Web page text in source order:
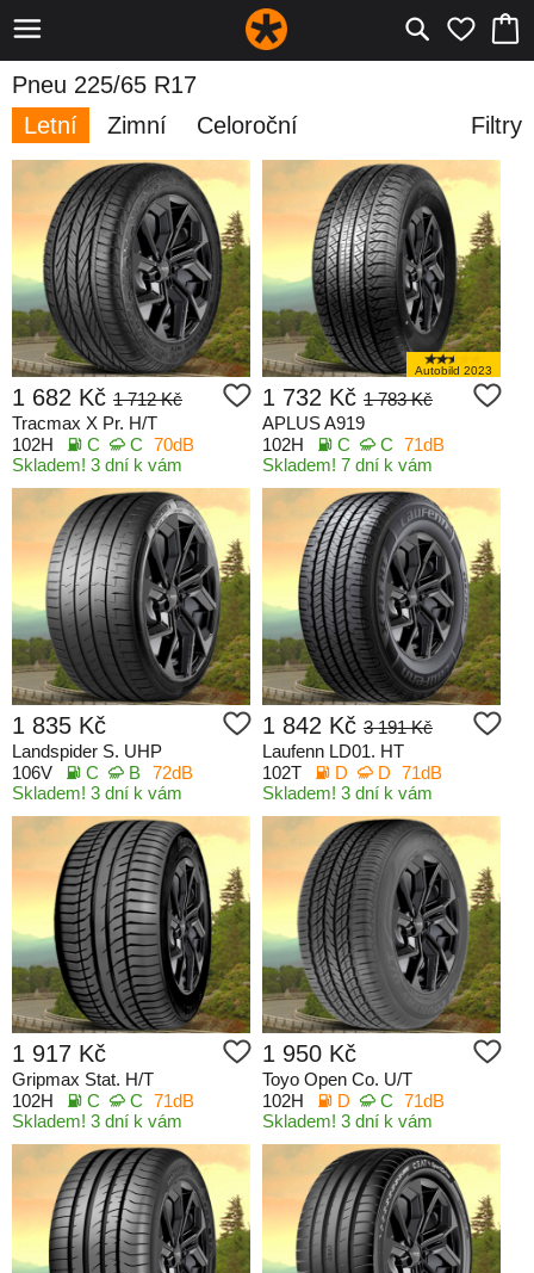
Pneu 225/65 R17
Letní
Zimní Celoroční Filtry
1 682 Kč 1 712 Kč
Tracmax X Pr. H/T
102H
C C 70dB
Skladem! 3 dní k vám
Autobild 2023
1 732 Kč 1 783 Kč
APLUS A919
102H
C C 71dB
Skladem! 7 dní k vám
1 835 Kč
Landspider S. UHP
106V
C B 72dB
Skladem! 3 dní k vám
1 842 Kč 3 191 Kč
Laufenn LD01. HT
102T
D D 71dB
Skladem! 3 dní k vám
1 917 Kč
Gripmax Stat. H/T
102H
C C 71dB
Skladem! 3 dní k vám
1 950 Kč
Toyo Open Co. U/T
102H
D C 71dB
Skladem! 3 dní k vám